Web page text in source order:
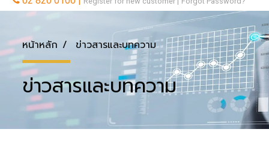
หน้าหลัก ข่าวสารและบทความ
ข่าวสารและบทความ